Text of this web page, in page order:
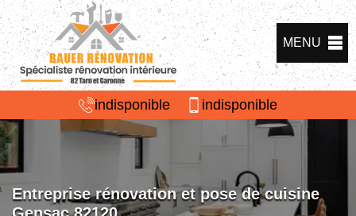
MENU
indisponible indisponible
Entreprise rénovation et pose de cuisine